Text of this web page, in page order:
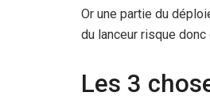
Or une partie du
du lanceur risque
Les 3